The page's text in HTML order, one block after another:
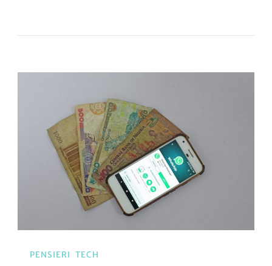
PENSIERI TECH